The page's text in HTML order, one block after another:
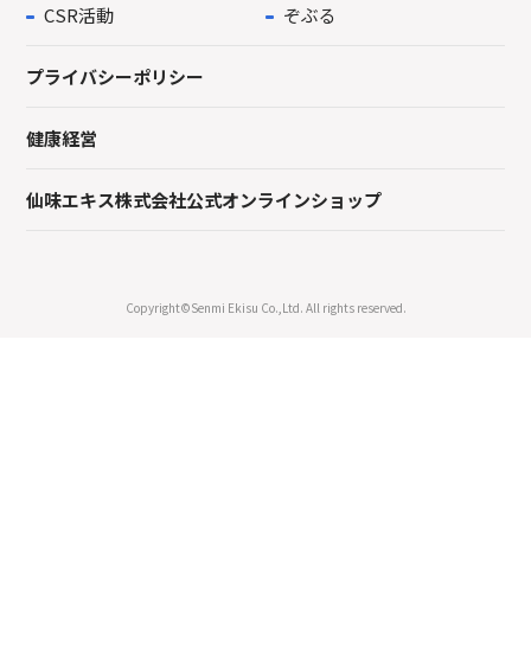
CSR活動 ぞぶる
プライバシーポリシー
健康経営
仙味エキス株式会社公式オンラインショップ
Copyright©Senmi Ekisu Co.,Ltd. All rights reserved.